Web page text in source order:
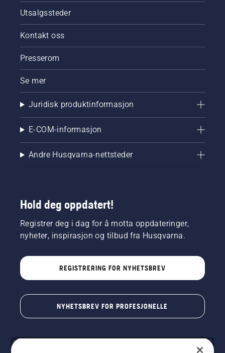
Utsalgssteder
Kontakt oss
Presserom
Se mer
Juridisk produktinformasjon
E-COM-informasjon
Andre Husqvarna-nettsteder
Hold deg oppdatert!
Registrer deg i dag for å motta oppdateringer,
nyheter, inspirasjon og tilbud fra Husqvarna.
REGISTRERING FOR NYHETSBREV
NYHETSBREV FOR PROFESJONELLE